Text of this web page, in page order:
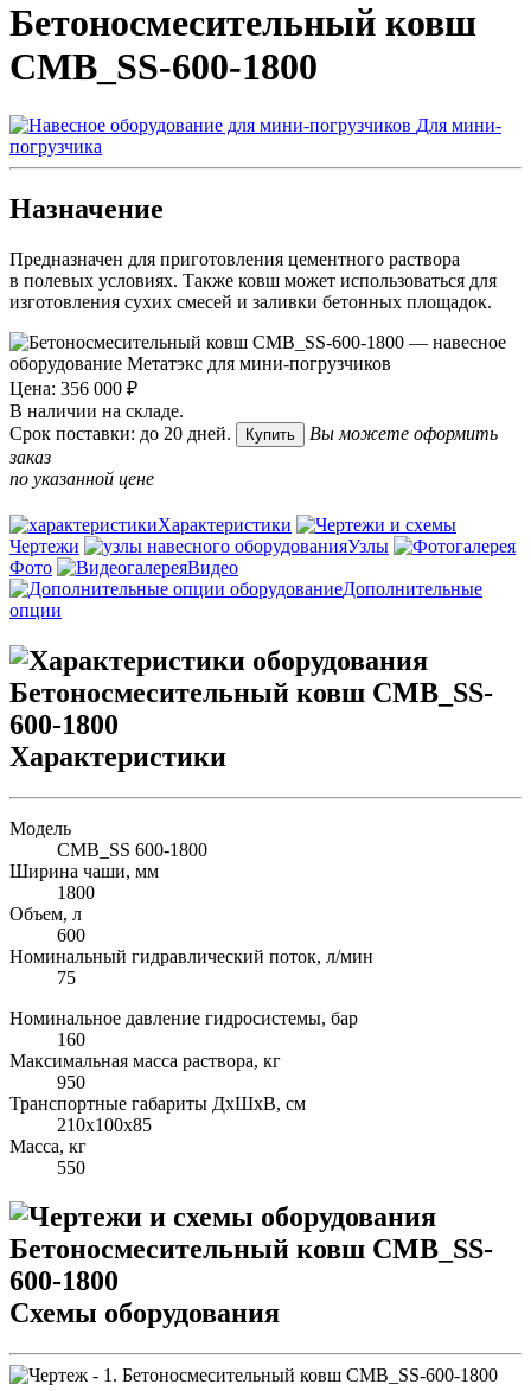
Бетоносмесительный ковш
CMB_SS-600-1800
Для мини-
погрузчика
Назначение
Предназначен для приготовления цементного раствора
в полевых условиях. Также ковш может использоваться для
изготовления сухих смесей и заливки бетонных площадок.
Цена: 356 000 ₽
В наличии на складе.
Срок поставки: до 20 дней.
Купить
Вы можете оформить
заказ
по указанной цене
Характеристики
Чертежи
Узлы
Фото
Видео
Дополнительные
опции
Характеристики
Модель
CMB_SS 600-1800
Ширина чаши, мм
1800
Объем, л
600
Номинальный гидравлический поток, л/мин
75
Номинальное давление гидросистемы, бар
160
Максимальная масса раствора, кг
950
Транспортные габариты ДхШхВ, см
210х100х85
Масса, кг
550
Схемы оборудования